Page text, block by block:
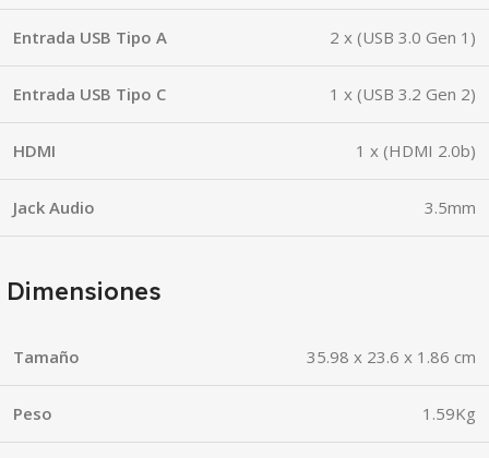
Entrada USB Tipo A 2 x (USB 3.0 Gen 1)
Entrada USB Tipo C 1 x (USB 3.2 Gen 2)
HDMI 1 x (HDMI 2.0b)
Jack Audio 3.5mm
Dimensiones
Tamaño 35.98 x 23.6 x 1.86 cm
Peso 1.59Kg